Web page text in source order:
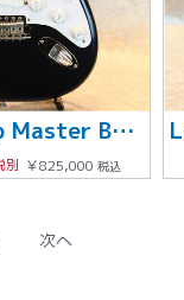
Custom Shop Master Built Series Custom Clapton Stratocaster by Art Esparza '01
別 ￥825,000 税込
次へ